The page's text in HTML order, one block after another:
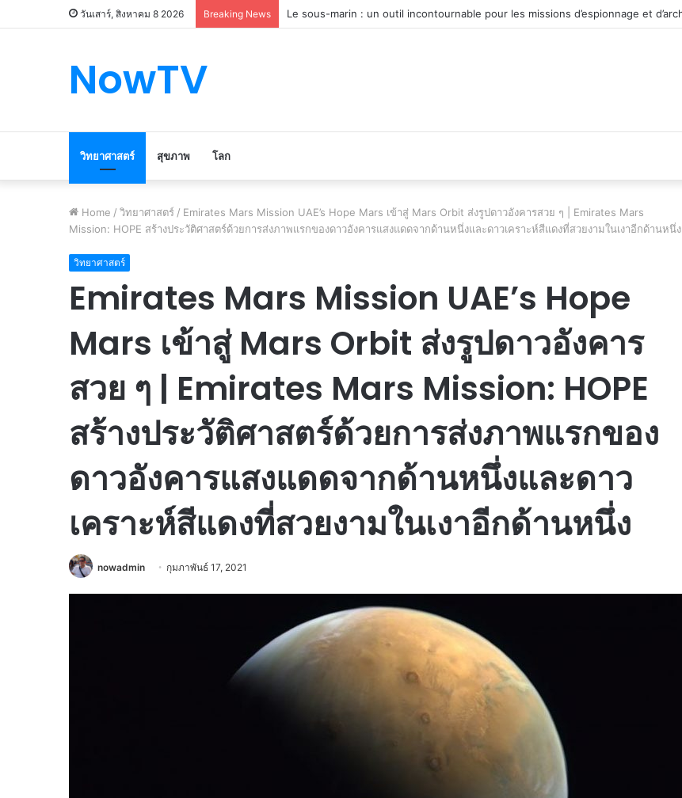
วันเสาร์, สิงหาคม 8 2026 Breaking News Le marché du véhicule d’occasion en plein essor
NowTV
วิทยาศาสตร์ สุขภาพ โลก
Home / วิทยาศาสตร์ / Emirates Mars Mission UAE’s Hope Mars เข้าสู่ Mars Orbit ส่งรูปดาวอังคารสวย ๆ | Emirates Mars
Mission: HOPE สร้างประวัติศาสตร์ด้วยการส่งภาพแรกของดาวอังคารแสงแดดจากด้านหนึ่งและดาวเคราะห์สีแดงที่สวยงามในเงาอีกด้านหนึ่ง
วิทยาศาสตร์
Emirates Mars Mission UAE’s Hope
Mars เข้าสู่ Mars Orbit ส่งรูปดาวอังคาร
สวย ๆ | Emirates Mars Mission: HOPE
สร้างประวัติศาสตร์ด้วยการส่งภาพแรกของ
ดาวอังคารแสงแดดจากด้านหนึ่งและดาว
เคราะห์สีแดงที่สวยงามในเงาอีกด้านหนึ่ง
nowadmin กุมภาพันธ์ 17, 2021